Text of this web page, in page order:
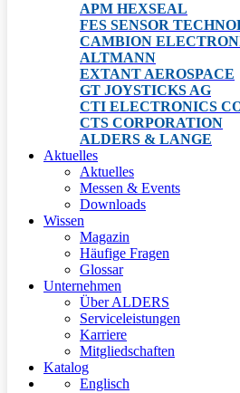
APM HEXSEAL
FES SENSOR
CAMBION
ALTMANN
EXTANT AEROSPACE
GT JOYSTICKS AG
CTI ELECTRONICS
CTS CORPORATION
ALDERS & LANGE
Aktuelles
Aktuelles
Messen & Events
Downloads
Wissen
Magazin
Häufige Fragen
Glossar
Unternehmen
Über ALDERS
Serviceleistungen
Karriere
Mitgliedschaften
Katalog
Englisch